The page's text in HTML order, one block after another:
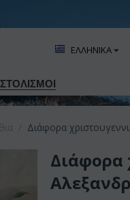
ΣΤΟΛΙΣΜΟΙ
ΕΛΛΗΝΙΚΑ
Διάφορα
Διάφορα